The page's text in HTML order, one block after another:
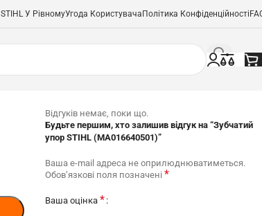
STIHL У РівномуУгода Користувача Політика Конфіденційності
Відгуків немає, поки що.
Будьте першим, хто залишив відгук на “Зубчатий
упор STIHL (MA016640501)”
Ваша e-mail адреса не оприлюднюватиметься.
Обов’язкові поля позначені *
Ваша оцінка *